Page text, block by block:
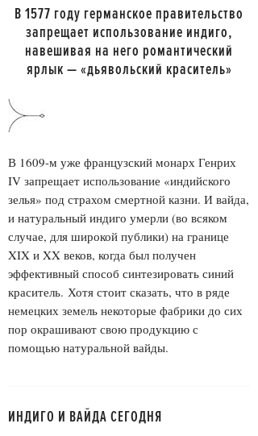
В 1577 году германское правительство
запрещает использование индиго,
навешивая на него романтический
ярлык — «дьявольский краситель»
В 1609-м уже французский монарх Генрих
IV запрещает использование «индийского
зелья» под страхом смертной казни. И вайда,
и натуральный индиго умерли (во всяком
случае, для широкой публики) на границе
XIX и XX веков, когда был получен
эффективный способ синтезировать синий
краситель. Хотя стоит сказать, что в ряде
немецких земель некоторые фабрики до сих
пор окрашивают свою продукцию с
помощью натуральной вайды.
ИНДИГО И ВАЙДА СЕГОДНЯ